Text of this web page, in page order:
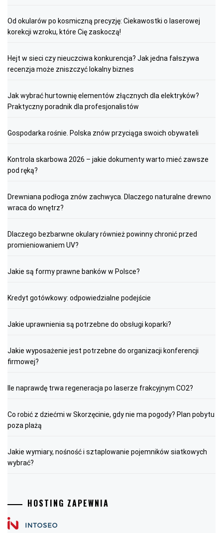
Od okularów po kosmiczną precyzję: Ciekawostki o laserowej
korekcji wzroku, które Cię zaskoczą!
Hejt w sieci czy nieuczciwa konkurencja? Jak jedna fałszywa
recenzja może zniszczyć lokalny biznes
Jak wybrać hurtownię elementów złącznych dla elektryków?
Praktyczny poradnik dla profesjonalistów
Gospodarka rośnie. Polska znów przyciąga swoich obywateli
Kontrola skarbowa 2026 – jakie dokumenty warto mieć zawsze
pod ręką?
Drewniana podłoga znów zachwyca. Dlaczego naturalne drewno
wraca do wnętrz?
Dlaczego bezbarwne okulary również powinny chronić przed
promieniowaniem UV?
Jakie są formy prawne banków w Polsce?
Kredyt gotówkowy: odpowiedzialne podejście
Jakie uprawnienia są potrzebne do obsługi koparki?
Jakie wyposażenie jest potrzebne do organizacji konferencji
firmowej?
Ile naprawdę trwa regeneracja po laserze frakcyjnym CO2?
Co robić z dziećmi w Skorzęcinie, gdy nie ma pogody? Plan pobytu
poza plażą
Jakie wymiary, nośność i sztaplowanie pojemników siatkowych
wybrać?
HOSTING ZAPEWNIA